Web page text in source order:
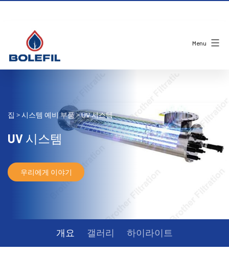
Menu
집 >시스템 예비 부품>UV 시스템
UV 시스템
우리에게 이야기
개요 갤러리 하이라이트